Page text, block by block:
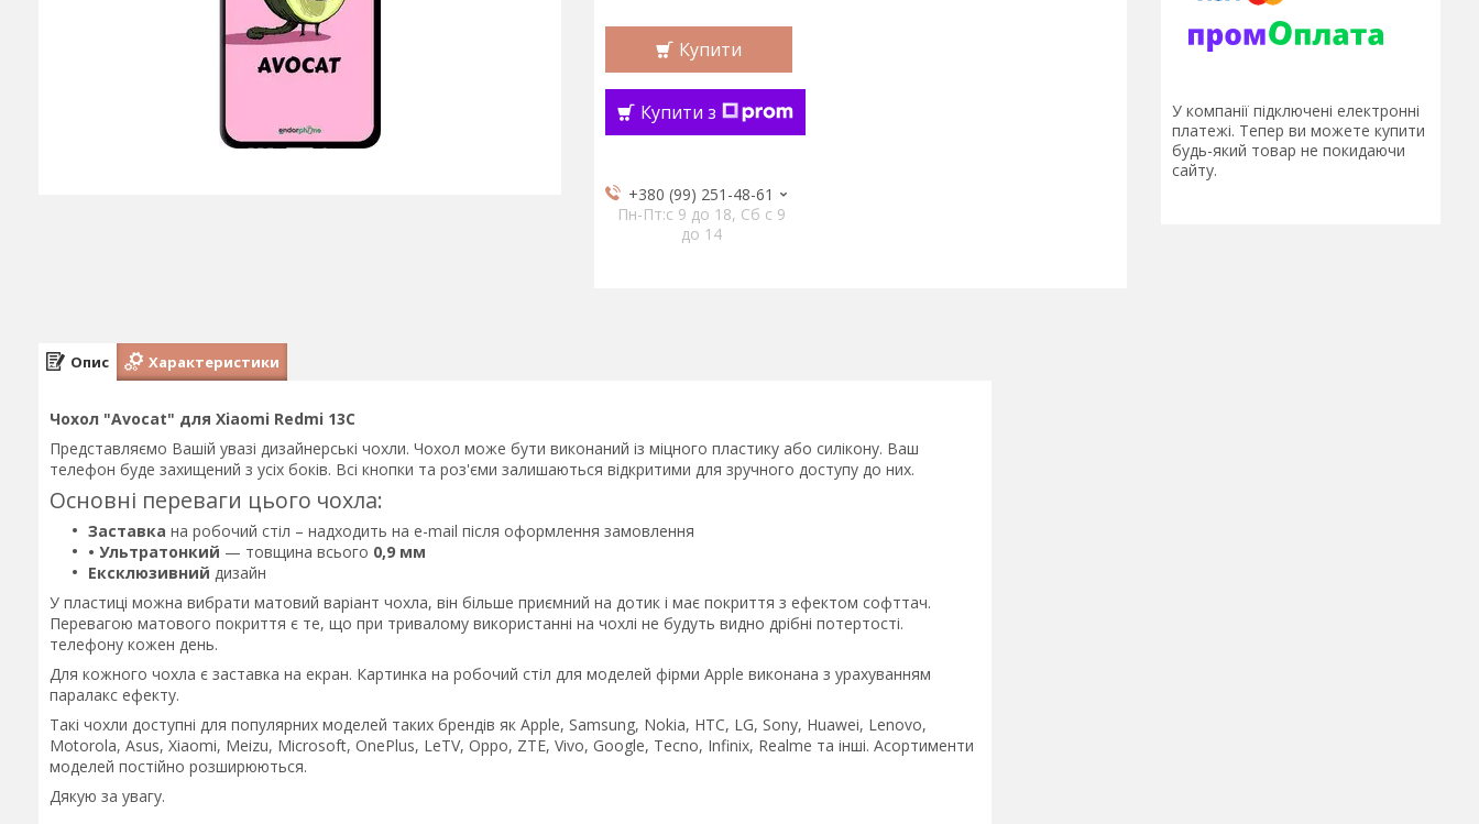
Купити
Купити з
+380 (99) 251-48-61
Пн-Пт:c 9 до 18, Сб с 9
до 14
У компанії підключені електронні
платежі. Тепер ви можете купити
будь-який товар не покидаючи
сайту.
Опис Характеристики
Чохол "Avocat" для Xiaomi Redmi 13C
Представляємо Вашій увазі дизайнерські чохли. Чохол може бути виконаний із міцного пластику або силікону. Ваш
телефон буде захищений з усіх боків. Всі кнопки та роз'єми залишаються відкритими для зручного доступу до них.
Основні переваги цього чохла:
Заставка на робочий стіл – надходить на e-mail після оформлення замовлення
• Ультратонкий — товщина всього 0,9 мм
Ексклюзивний дизайн
У пластиці можна вибрати матовий варіант чохла, він більше приємний на дотик і має покриття з ефектом софттач.
Перевагою матового покриття є те, що при тривалому використанні на чохлі не будуть видно дрібні потертості.
телефону кожен день.
Для кожного чохла є заставка на екран. Картинка на робочий стіл для моделей фірми Apple виконана з урахуванням
паралакс ефекту.
Такі чохли доступні для популярних моделей таких брендів як Apple, Samsung, Nokia, HTC, LG, Sony, Huawei, Lenovo,
Motorola, Asus, Xiaomi, Meizu, Microsoft, OnePlus, LeTV, Oppo, ZTE, Vivo, Google, Tecno, Infinix, Realme та інші. Асортименти
моделей постійно розширюються.
Дякую за увагу.